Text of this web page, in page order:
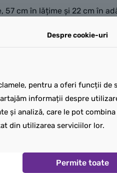
57 cm în lățime și 22 cm în
Despre cookie-uri
pentru a oferi funcții de
informații despre
și analiză, care le pot
din utilizarea serviciilor lor.
Permite toate